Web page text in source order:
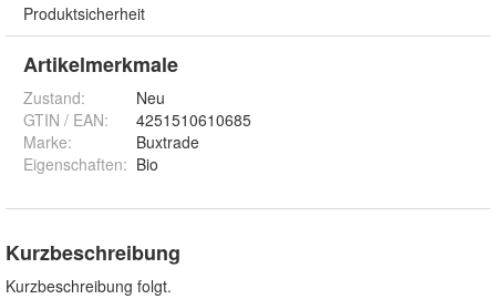
Produktsicherheit
Artikelmerkmale
Zustand:
Neu
GTIN / EAN:
4251510610685
Marke:
Buxtrade
Eigenschaften: Bio
Kurzbeschreibung
Kurzbeschreibung folgt.